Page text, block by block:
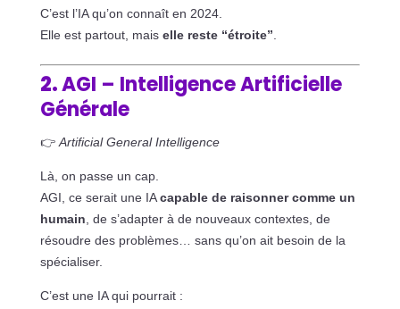
C’est l’IA qu’on connaît en 2024.
Elle est partout, mais elle reste “étroite”
2.AGI – Intelligence Artificielle
Générale
👉 Artificial General Intelligence
Là, on passe un cap.
AGI, ce serait une IAcapable de raisonner comme un
humain , de s’adapter à de nouveaux contextes, de
résoudre des problèmes… sans qu’on ait besoin de la
spécialiser.
C’est une IA qui pourrait :